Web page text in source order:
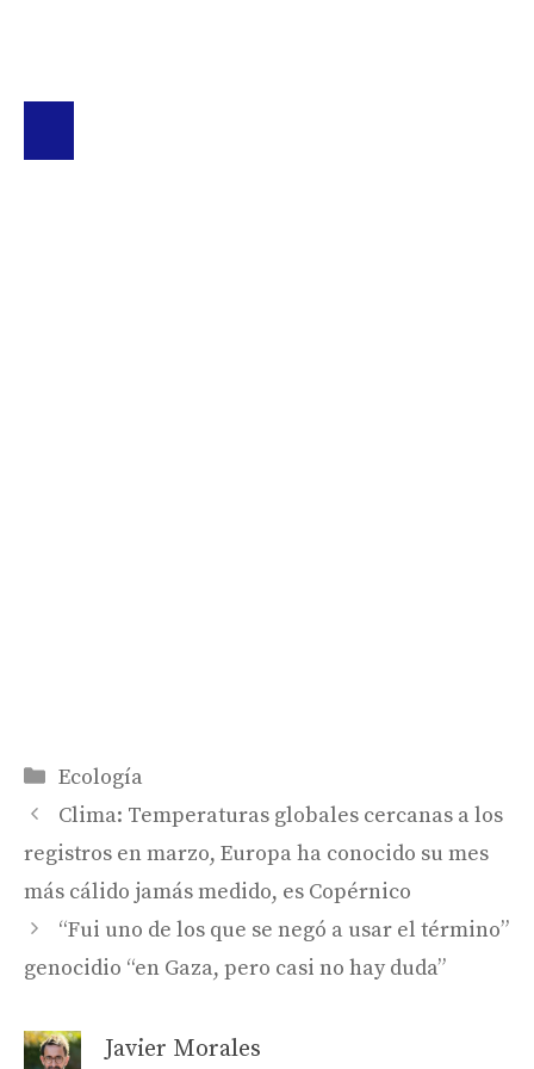
Categorías
Ecología
Clima: Temperaturas globales cercanas a los
registros en marzo, Europa ha conocido su mes
más cálido jamás medido, es Copérnico
“Fui uno de los que se negó a usar el término”
genocidio “en Gaza, pero casi no hay duda”
Javier Morales